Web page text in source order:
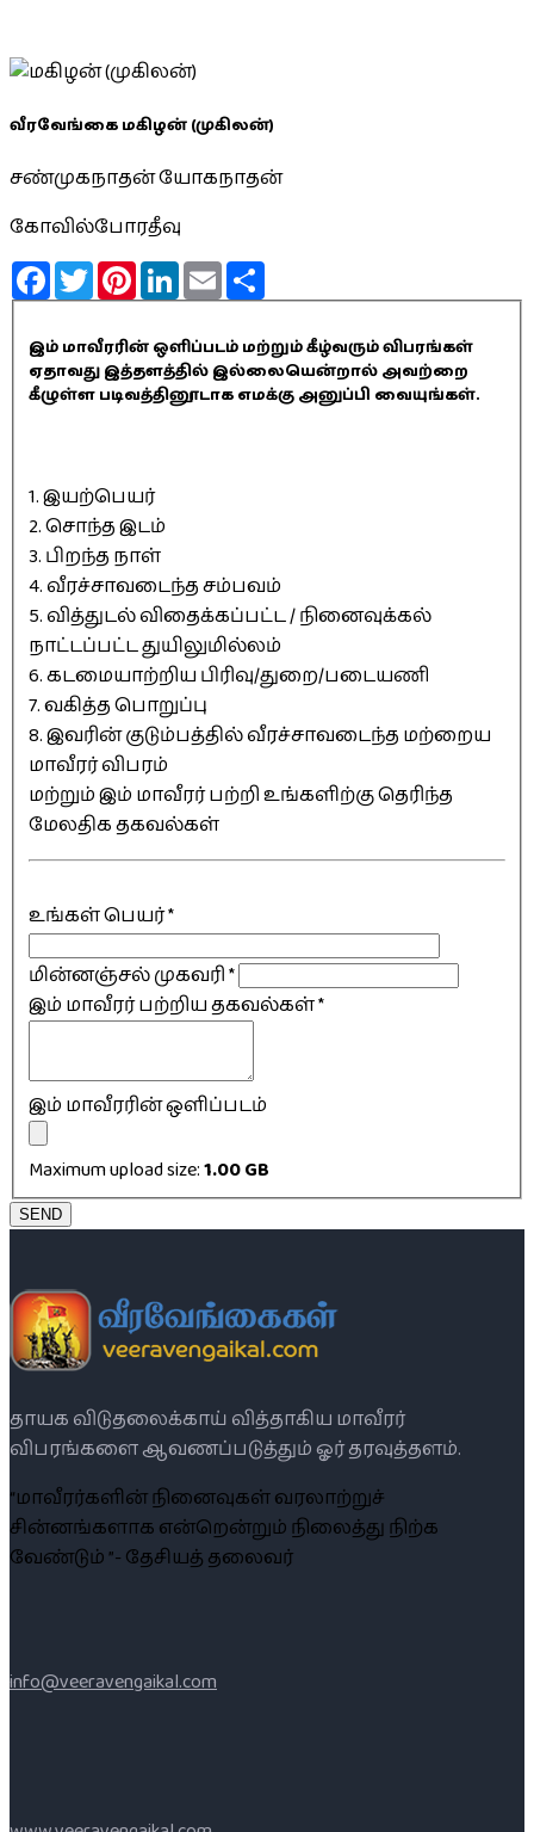
வீரவேங்கை மகிழன் (முகிலன்)
சண்முகநாதன் யோகநாதன்
கோவில்போரதீவு
FacebookTwitterPinterestLinkedInEmail
இம் மாவீரரின் ஒளிப்படம் மற்றும் கீழ்வரும் விபரங்கள்
ஏதாவது இத்தளத்தில் இல்லையென்றால் அவற்றை
கீழுள்ள படிவத்தினூடாக எமக்கு அனுப்பி வையுங்கள்.
1. இயற்பெயர்
2. சொந்த இடம்
3. பிறந்த நாள்
4. வீரச்சாவடைந்த சம்பவம்
5. வித்துடல் விதைக்கப்பட்ட / நினைவுக்கல்
நாட்டப்பட்ட துயிலுமில்லம்
6. கடமையாற்றிய பிரிவு/துறை/படையணி
7. வகித்த பொறுப்பு
8. இவரின் குடும்பத்தில் வீரச்சாவடைந்த மற்றைய
மாவீரர் விபரம்
மற்றும் இம் மாவீரர் பற்றி உங்களிற்கு தெரிந்த
மேலதிக தகவல்கள்
உங்கள் பெயர்*
மின்னஞ்சல் முகவரி*
இம் மாவீரர் பற்றிய தகவல்கள்*
இம் மாவீரரின் ஒளிப்படம்
Maximum upload size:1.00 GB
SEND
தாயக விடுதலைக்காய் வித்தாகிய மாவீரர்
விபரங்களை ஆவணப்படுத்தும் ஓர் தரவுத்தளம்.
“மாவீரர்களின் நினைவுகள் வரலாற்றுச்
சின்னங்களாக என்றென்றும் நிலைத்து நிற்க
வேண்டும் ”- தேசியத் தலைவர்
info@veeravengaikal.com